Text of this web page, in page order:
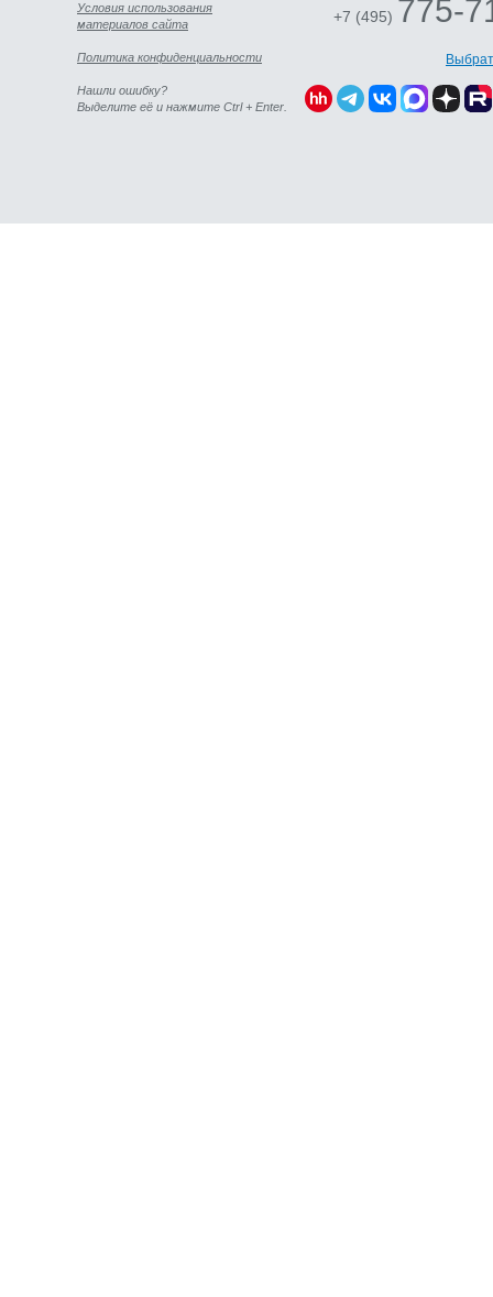
Условия использования
материалов сайта
Политика конфиденциальности
Нашли ошибку?
Выделите её и нажмите Ctrl + Enter.
+7 (495) 775-